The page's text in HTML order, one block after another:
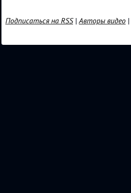
Подписаться на RSS|Авторы видео |